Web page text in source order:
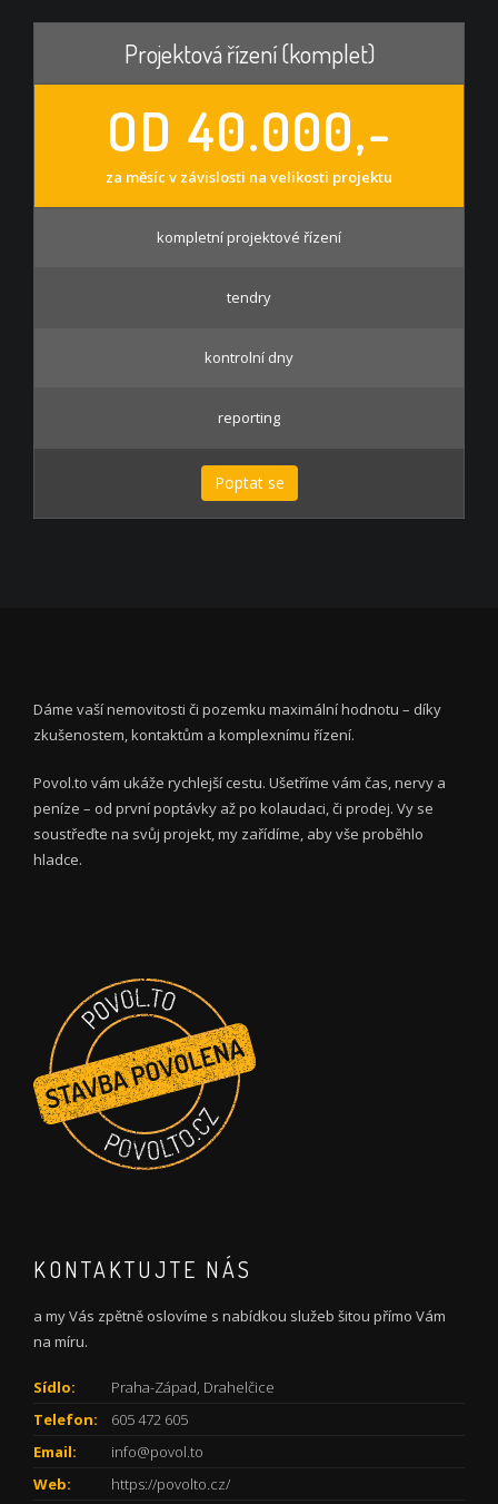
Projektová řízení (komplet)
OD 40.000,-
za měsíc v závislosti na velikosti projektu
kompletní projektové řízení
tendry
kontrolní dny
reporting
Poptat se
Dáme vaší nemovitosti či pozemku maximální hodnotu – díky
zkušenostem, kontaktům a komplexnímu řízení.
Povol.to vám ukáže rychlejší cestu. Ušetříme vám čas, nervy a
peníze – od první poptávky až po kolaudaci, či prodej. Vy se
soustřeďte na svůj projekt, my zařídíme, aby vše proběhlo
hladce.
KONTAKTUJTE NÁS
a my Vás zpětně oslovíme s nabídkou služeb šitou přímo Vám
na míru.
Sídlo:
Praha-Západ, Drahelčice
Telefon:
605 472 605
Email:
info@povol.to
Web:
https://povolto.cz/